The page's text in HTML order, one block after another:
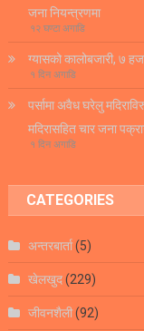
जना नियन्त्रणमा
१२ घण्टा अगाडि
ग्यासको कालोबजारी, ७
१ दिन अगाडि
पर्सामा अवैध घरेलु
मदिरासहित चार जना
१ दिन अगाडि
CATEGORIES
अन्तरबार्ता(5)
खेलखुद(229)
जीवनशैली(92)